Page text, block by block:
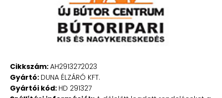
Cikkszám:AH2913272023
Gyártó: DUNA ÉLZÁRÓ KFT.
Gyártói kód: HD 291327